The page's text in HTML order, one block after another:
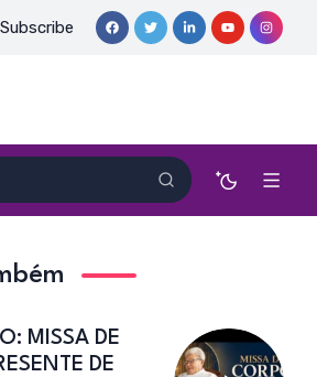
DIAS, FSA | Catedral de Sant’Ana |
Subscribe
MISSA DE
DE